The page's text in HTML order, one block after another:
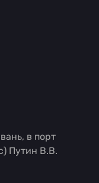
в порт
Путин В.В.